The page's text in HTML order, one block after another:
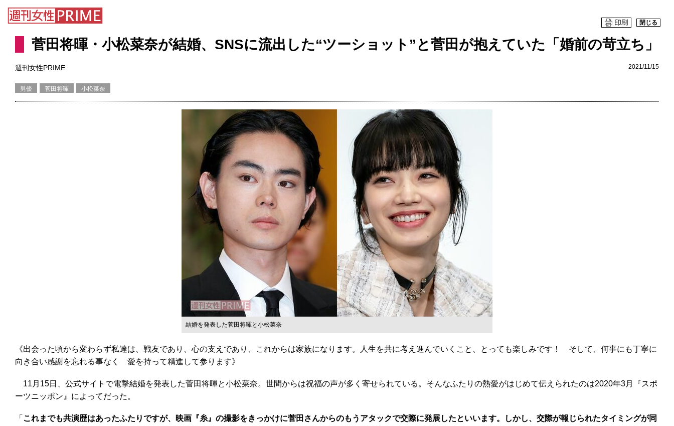
閉じる
菅田将暉・小松菜奈が結婚、SNSに流出した“ツーショット”と菅田が抱えていた「婚前の苛立ち」
週刊女性PRIME 2021/11/15
男優 菅田将暉 小松菜奈
結婚を発表した菅田将暉と小松菜奈
《出会った頃から変わらず私達は、戦友であり、心の支えであり、これからは家族になります。人生を共に考え進んでいくこと、とっても楽しみです！ そして、何事にも丁寧に
向き合い感謝を忘れる事なく 愛を持って精進して参ります》
11月15日、公式サイトで電撃結婚を発表した菅田将暉と小松菜奈。世間からは祝福の声が多く寄せられている。そんなふたりの熱愛がはじめて伝えられたのは2020年3月『スポ
ーツニッポン』によってだった。
「 これまでも共演歴はあったふたりですが、映画『糸』の撮影をきっかけに菅田さんからのもうアタックで交際に発展したといいます。しかし、交際が報じられたタイミングが同